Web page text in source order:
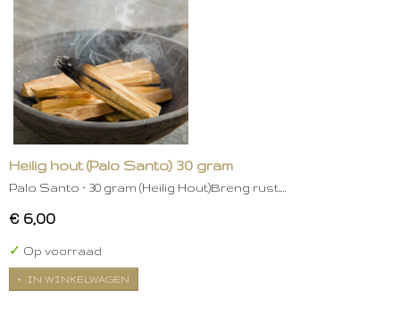
Heilig hout (Palo Santo) 30 gram
Palo Santo – 30 gram (Heilig Hout)Breng rust,…
€ 6,00
✓ Op voorraad
IN WINKELWAGEN